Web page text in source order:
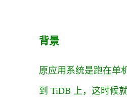
背景
原应用系统是跑在单
到 TiDB 上，这时候